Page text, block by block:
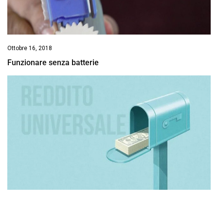
Ottobre 16, 2018
Funzionare senza batterie